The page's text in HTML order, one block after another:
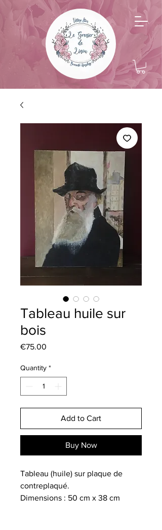
Tableau huile sur
bois
€75.00
Quantity *
Add to Cart
Buy Now
Tableau (huile) sur plaque de
contreplaqué.
Dimensions : 50 cm x 38 cm